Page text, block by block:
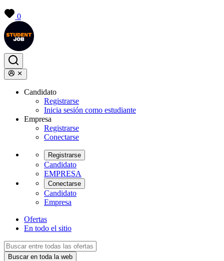
0
Candidato
Registrarse
Inicia sesión como estudiante
Empresa
Registrarse
Conectarse
Registrarse
Candidato
EMPRESA
Conectarse
Candidato
Empresa
Ofertas
En todo el sitio